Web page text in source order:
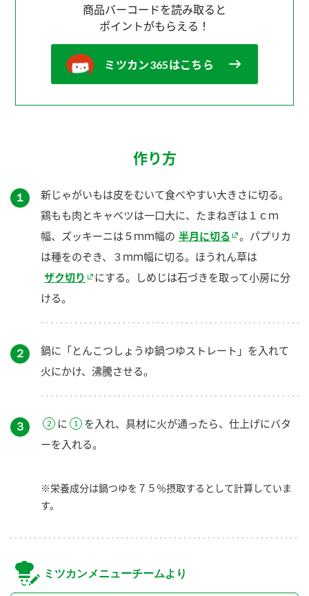
商品バーコードを読み取ると
ポイントがもらえる！
ミツカン365はこちら
作り方
１
新じゃがいもは皮をむいて食べやすい大きさに切る。
鶏もも肉とキャベツは一口大に、たまねぎは１ｃｍ
幅、ズッキーニは５ｍｍ幅の 半月に切る
。パプリカ
は種をのぞき、３ｍｍ幅に切る。ほうれん草は
ザク切り
にする。しめじは石づきを取って小房に分
ける。
２
鍋に「とんこつしょうゆ鍋つゆストレート」を入れて
火にかけ、沸騰させる。
３ に
を入れ、具材に火が通ったら、仕上げにバタ
ーを入れる。
※栄養成分は鍋つゆを７５％摂取するとして計算していま
す。
ミツカンメニューチームより